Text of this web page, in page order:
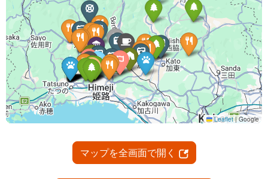
マップを全画面で開く